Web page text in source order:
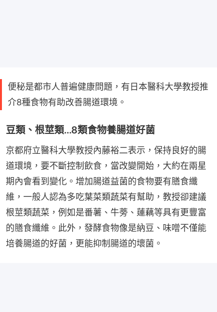
便秘是都市人普遍健康問題，有日本醫科大學教授推
介8種食物有助改善腸道環境。
豆類、根莖類…8類食物養腸道好菌
京都府立醫科大學教授內藤裕二表示，保持良好的腸
道環境，要不斷控制飲食，當改變開始，大約在兩星
期內會看到變化。增加腸道益菌的食物要有膳食纖
維，一般人認為多吃葉菜類蔬菜有幫助，教授卻建議
根莖類蔬菜，例如是番薯、牛蒡、蓮藕等具有更豐富
的膳食纖維。此外，發酵食物像是納豆、味噌不僅能
培養腸道的好菌，更能抑制腸道的壞菌。